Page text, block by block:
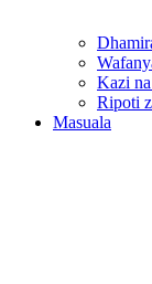
Kazi
Ripoti
Masuala